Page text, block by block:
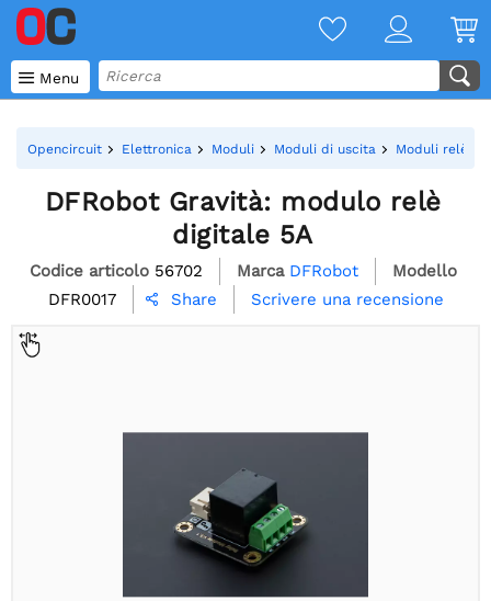
 Menu
Opencircuit Elettronica Moduli Moduli di uscita Moduli relè
DFRobot Gravità: modulo relè
digitale 5A
Codice articolo 56702 Marca DFRobot
Modello
DFR0017
 Share Scrivere una recensione